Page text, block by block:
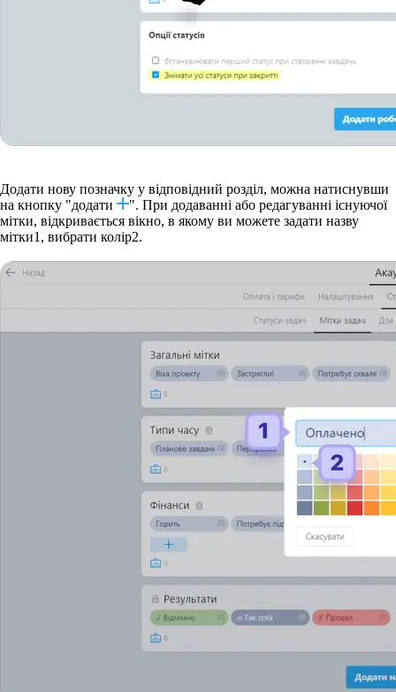
Додати нову позначку у відповідний розділ, можна натиснувши
на кнопку "додати
". При додаванні або редагуванні існуючої
мітки, відкривається вікно, в якому ви можете задати назву
мітки1 , вибрати колір2.